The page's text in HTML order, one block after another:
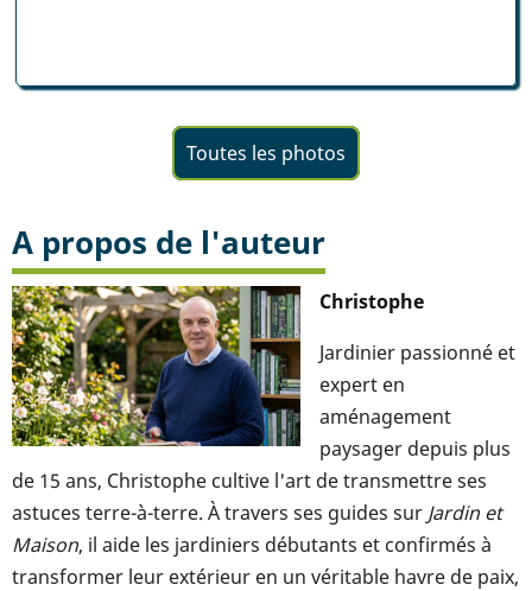
Toutes les photos
A propos de l'auteur
Christophe
Jardinier passionné et
expert en
aménagement
paysager depuis plus
de 15 ans, Christophe cultive l'art de transmettre ses
astuces terre-à-terre. À travers ses guides sur Jardin et
Maison, il aide les jardiniers débutants et confirmés à
transformer leur extérieur en un véritable havre de paix,